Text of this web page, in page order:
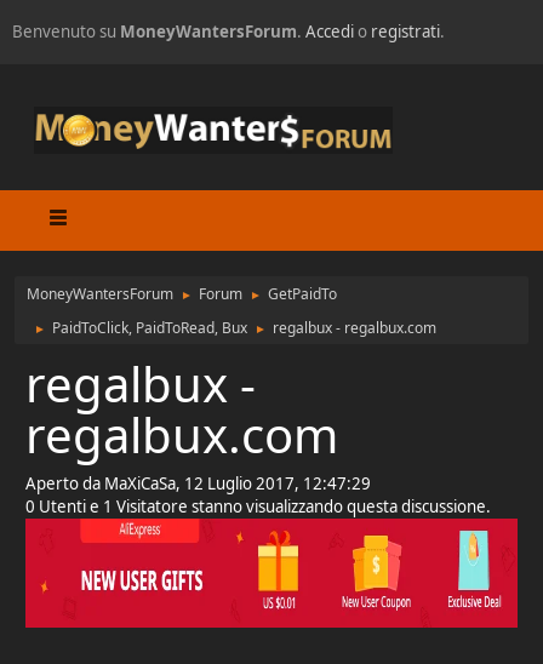
Benvenuto su MoneyWantersForum. Accedio registrati.
MoneyWantersForum ► Forum ► GetPaidTo
► PaidToClick, PaidToRead, Bux ► regalbux - regalbux.com
regalbux -
regalbux.com
Aperto da MaXiCaSa, 12 Luglio 2017, 12:47:29
0 Utenti e 1 Visitatore stanno visualizzando questa discussione.